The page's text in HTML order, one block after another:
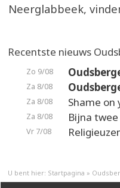
Neerglabbeek,
Recentste nieuws
Zo 9/08
Za 8/08
Za 8/08 Shame on
Za 8/08 Bijna
Vr 7/08
U bent hier: Startpagina »